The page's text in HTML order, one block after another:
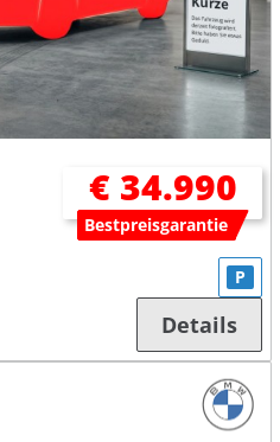
€ 34.990
Bestpreisgarantie
P
Details